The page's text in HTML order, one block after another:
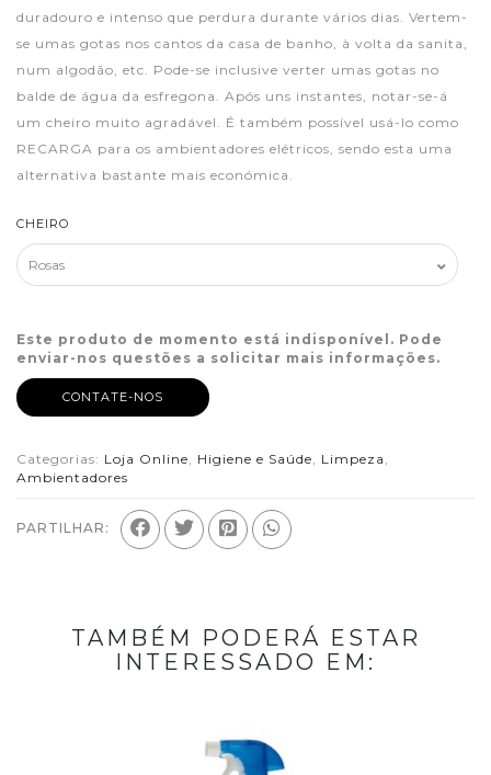
duradouro e intenso que perdura durante vários dias. Vertem-
se umas gotas nos cantos da casa de banho, à volta da sanita,
num algodão, etc. Pode-se inclusive verter umas gotas no
balde de água da esfregona. Após uns instantes, notar-se-á
um cheiro muito agradável. É também possível usá-lo como
RECARGA para os ambientadores elétricos, sendo esta uma
alternativa bastante mais económica.
CHEIRO
Este produto de momento está indisponível. Pode
enviar-nos questões a solicitar mais informações.
CONTATE-NOS
Categorias: Loja Online, Higiene e Saúde, Limpeza ,
Ambientadores
PARTILHAR:
TAMBÉM PODERÁ ESTAR
INTERESSADO EM: